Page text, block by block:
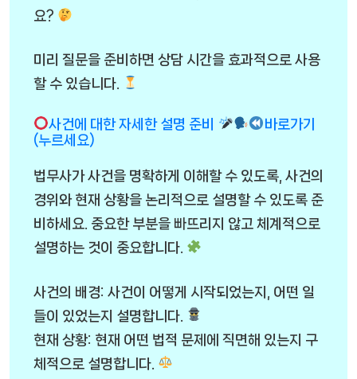
요?
미리 질문을 준비하면 상담 시간을 효과적으로 사용
할 수 있습니다.
사건에 대한 자세한 설명 준비
바로가기
(누르세요)
법무사가 사건을 명확하게 이해할 수 있도록, 사건의
경위와 현재 상황을 논리적으로 설명할 수 있도록 준
비하세요. 중요한 부분을 빠뜨리지 않고 체계적으로
설명하는 것이 중요합니다.
사건의 배경: 사건이 어떻게 시작되었는지, 어떤 일
들이 있었는지 설명합니다.
현재 상황: 현재 어떤 법적 문제에 직면해 있는지 구
체적으로 설명합니다.